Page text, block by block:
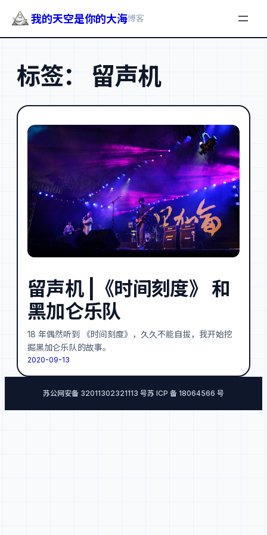
我的天空是你的大海博客
标签： 留声机
留声机 |《时间刻度》 和
黑加仑乐队
18 年偶然听到 《时间刻度》，久久不能自拔，我开始挖
掘黑加仑乐队的故事。
2020-09-13
苏公网安备 32011302321113 号苏 ICP 备 18064566 号